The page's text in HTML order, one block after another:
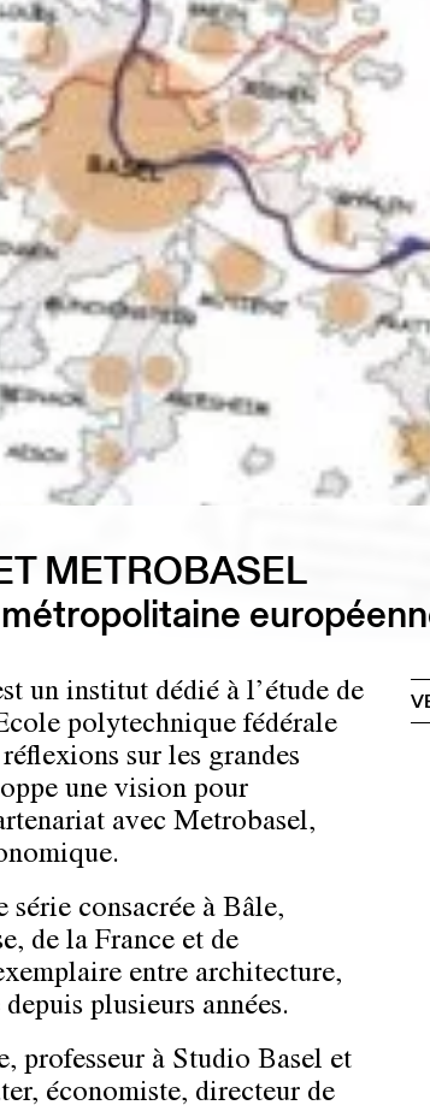
METROBASEL
un institut dédié à l’étude de
polytechnique fédérale
sur les grandes
une vision pour
avec Metrobasel,
série consacrée à Bâle,
de la France et de
entre architecture,
plusieurs années.
professeur à Studio Basel et
, économiste, directeur de